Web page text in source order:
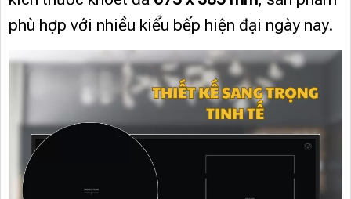
phù hợp với nhiều kiểu bếp hiện đại ngày nay.